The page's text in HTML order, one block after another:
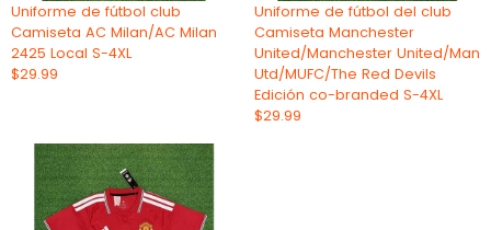
Uniforme de fútbol club
Camiseta AC Milan/AC Milan
2425 Local S-4XL
$29.99
Uniforme de fútbol del club
Camiseta Manchester
United/Manchester United/Man
Utd/MUFC/The Red Devils
Edición co-branded S-4XL
$29.99